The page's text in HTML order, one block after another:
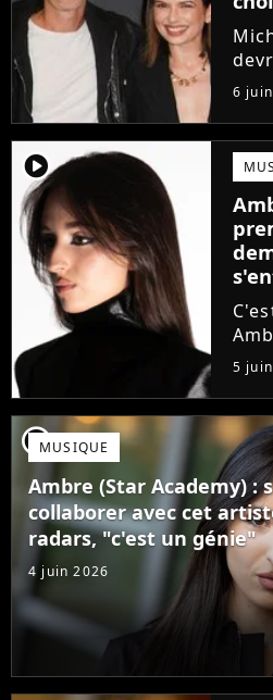
6
player2
la
5
player2MUSIQUE
Ambre (Star Academy) :
collaborer avec cet
radars, "c'est un génie"
4 juin 2026